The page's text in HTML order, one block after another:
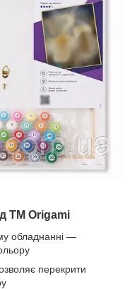
ТМ Origami
обладнанні —
перекрити